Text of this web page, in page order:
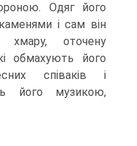
Одяг його
і сам він
оточену
обмахують його
співаків і
його музикою,